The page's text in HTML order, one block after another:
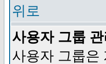
위로
사용자 그룹
사용자 그룹은